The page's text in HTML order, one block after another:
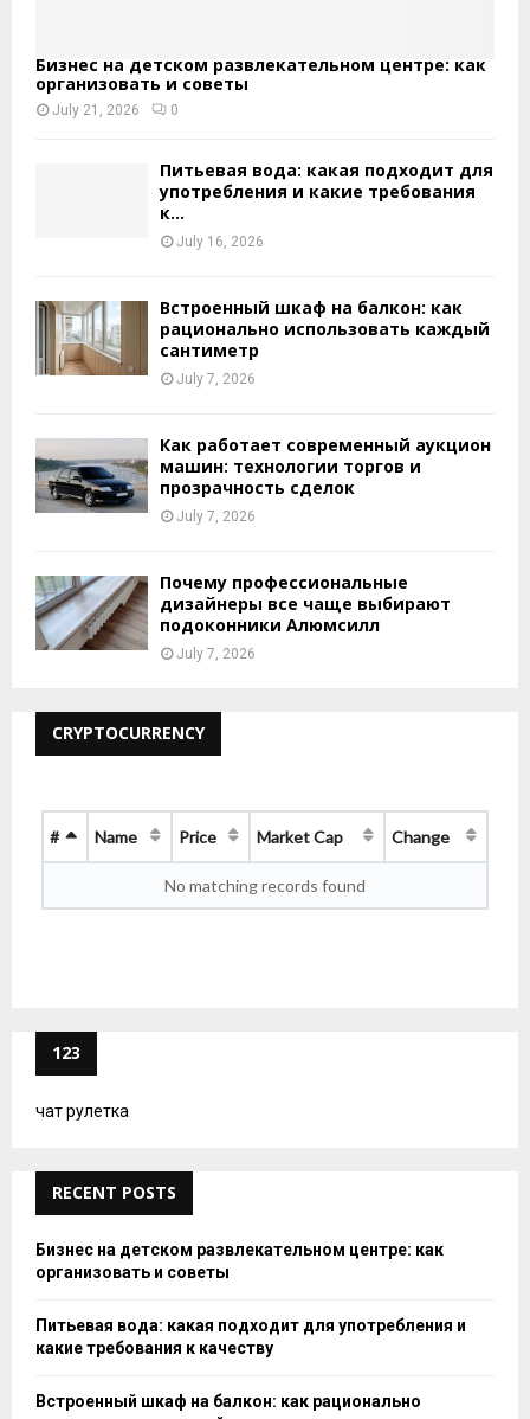
Бизнес на детском развлекательном центре: как
организовать и советы
July 21, 2026 0
Питьевая вода: какая подходит для
употребления и какие требования
к...
July 16, 2026
Встроенный шкаф на балкон: как
рационально использовать каждый
сантиметр
July 7, 2026
Как работает современный аукцион
машин: технологии торгов и
прозрачность сделок
July 7, 2026
Почему профессиональные
дизайнеры все чаще выбирают
подоконники Алюмсилл
July 7, 2026
CRYPTOCURRENCY
# Name Price Market Cap Change
No matching records found
123
чат рулетка
RECENT POSTS
Бизнес на детском развлекательном центре: как
организовать и советы
Питьевая вода: какая подходит для употребления и
какие требования к качеству
Встроенный шкаф на балкон: как рационально